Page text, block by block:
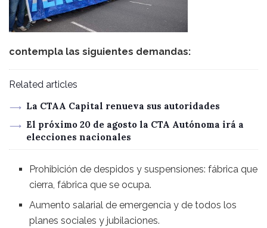
contempla las siguientes demandas:
Related articles
La CTAA Capital renueva sus autoridades
El próximo 20 de agosto la CTA Autónoma irá a
elecciones nacionales
Prohibición de despidos y suspensiones: fábrica que
cierra, fábrica que se ocupa.
Aumento salarial de emergencia y de todos los
planes sociales y jubilaciones.